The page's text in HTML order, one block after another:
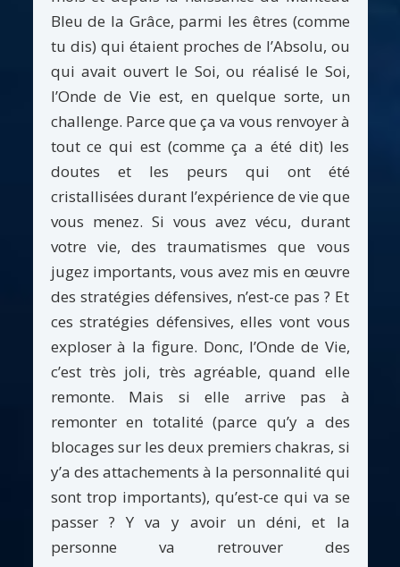
Bleu de la Grâce, parmi les êtres (comme
tu dis) qui étaient proches de l’Absolu, ou
qui avait ouvert le Soi, ou réalisé le Soi,
l’Onde de Vie est, en quelque sorte, un
challenge. Parce que ça va vous renvoyer à
tout ce qui est (comme ça a été dit) les
doutes et les peurs qui ont été
cristallisées durant l’expérience de vie que
vous menez. Si vous avez vécu, durant
votre vie, des traumatismes que vous
jugez importants, vous avez mis en œuvre
des stratégies défensives, n’est-ce pas ? Et
ces stratégies défensives, elles vont vous
exploser à la figure. Donc, l’Onde de Vie,
c’est très joli, très agréable, quand elle
remonte. Mais si elle arrive pas à
remonter en totalité (parce qu’y a des
blocages sur les deux premiers chakras, si
y’a des attachements à la personnalité qui
sont trop importants), qu’est-ce qui va se
passer ? Y va y avoir un déni, et la
personne va retrouver des